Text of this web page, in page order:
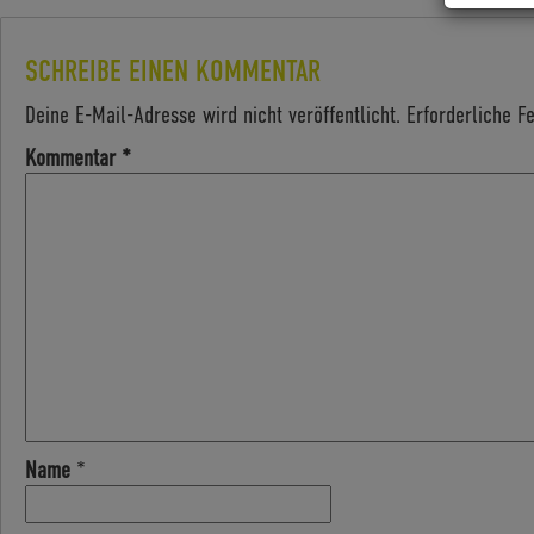
SCHREIBE EINEN KOMMENTAR
Deine E-Mail-Adresse wird nicht veröffentlicht. Erforderliche
Kommentar *
Name *